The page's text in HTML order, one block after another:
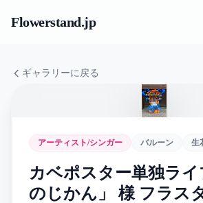
Flowerstand.jp
ギャラリーに戻る
アーティスト/シンガー バルーン 生
カベポスター単独ラ
のじかん」 様 フラス